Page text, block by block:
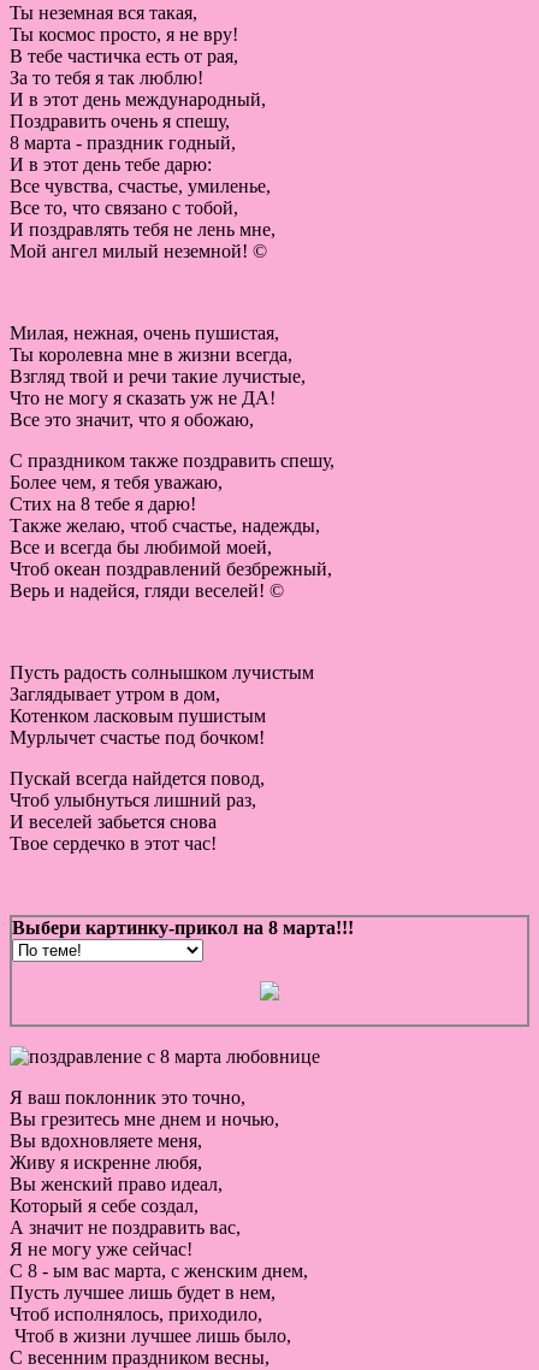
Ты неземная вся такая,
Ты космос просто, я не вру!
В тебе частичка есть от рая,
За то тебя я так люблю!
И в этот день международный,
Поздравить очень я спешу,
8 марта - праздник годный,
И в этот день тебе дарю:
Все чувства, счастье, умиленье,
Все то, что связано с тобой,
И поздравлять тебя не лень мне,
Мой ангел милый неземной! ©
Милая, нежная, очень пушистая,
Ты королевна мне в жизни всегда,
Взгляд твой и речи такие лучистые,
Что не могу я сказать уж не ДА!
Все это значит, что я обожаю,
С праздником также поздравить спешу,
Более чем, я тебя уважаю,
Стих на 8 тебе я дарю!
Также желаю, чтоб счастье, надежды,
Все и всегда бы любимой моей,
Чтоб океан поздравлений безбрежный,
Верь и надейся, гляди веселей! ©
Пусть радость солнышком лучистым
Заглядывает утром в дом,
Котенком ласковым пушистым
Мурлычет счастье под бочком!
Пускай всегда найдется повод,
Чтоб улыбнуться лишний раз,
И веселей забьется снова
Твое сердечко в этот час!
Выбери картинку-прикол на 8 марта!!!
Я ваш поклонник это точно,
Вы грезитесь мне днем и ночью,
Вы вдохновляете меня,
Живу я искренне любя,
Вы женский право идеал,
Который я себе создал,
А значит не поздравить вас,
Я не могу уже сейчас!
С 8 - ым вас марта, с женским днем,
Пусть лучшее лишь будет в нем,
Чтоб исполнялось, приходило,
Чтоб в жизни лучшее лишь было,
С весенним праздником весны,